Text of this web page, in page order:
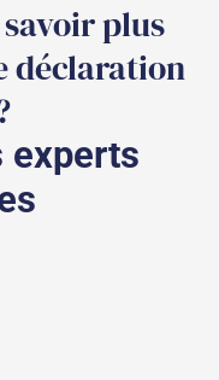
plus
déclaration
experts